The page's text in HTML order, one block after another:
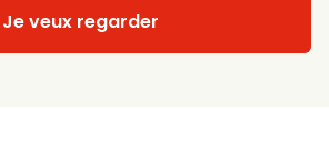
Je veux regarder